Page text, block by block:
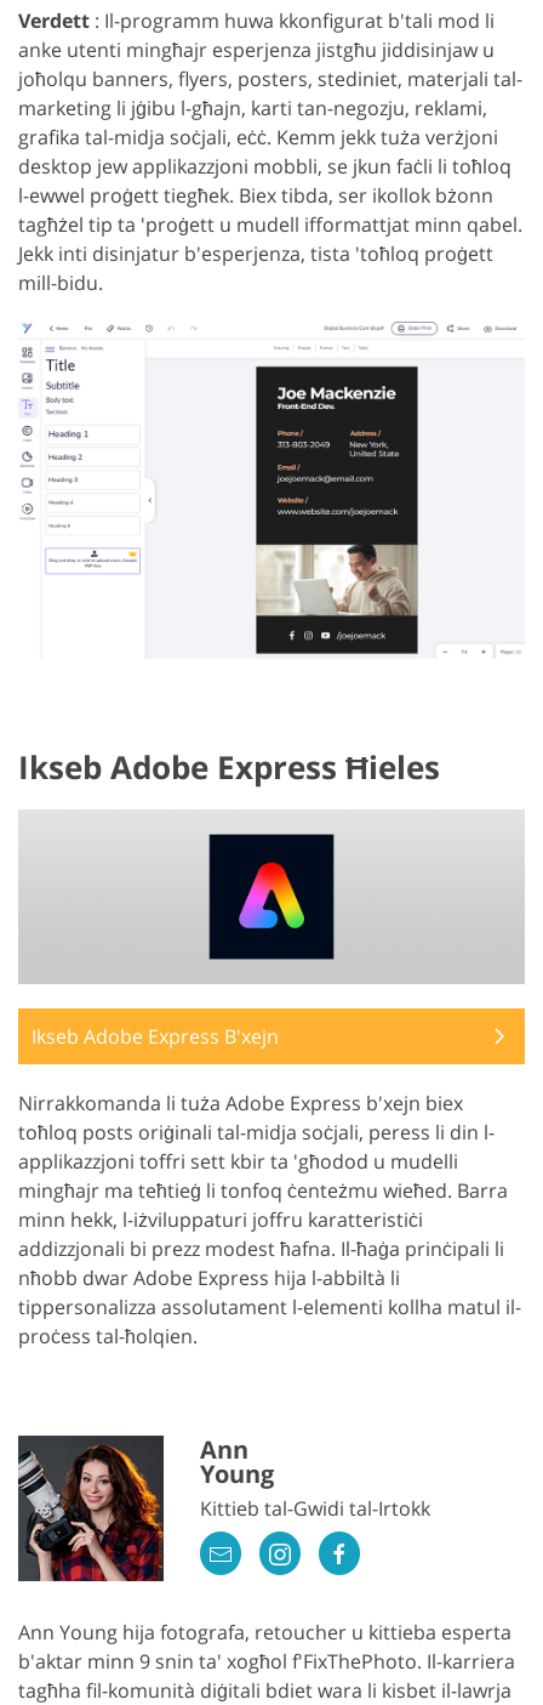
Verdett : Il-programm huwa kkonfigurat b'tali mod li
anke utenti mingħajr esperjenza jistgħu jiddisinjaw u
joħolqu banners, flyers, posters, stediniet, materjali tal-
marketing li jġibu l-għajn, karti tan-negozju, reklami,
grafika tal-midja soċjali, eċċ. Kemm jekk tuża verżjoni
desktop jew applikazzjoni mobbli, se jkun faċli li toħloq
l-ewwel proġett tiegħek. Biex tibda, ser ikollok bżonn
tagħżel tip ta 'proġett u mudell ifformattjat minn qabel.
Jekk inti disinjatur b'esperjenza, tista 'toħloq proġett
mill-bidu.
Ikseb Adobe Express Ħieles
Ikseb Adobe Express B'xejn
Nirrakkomanda li tuża Adobe Express b'xejn biex
toħloq posts oriġinali tal-midja soċjali, peress li din l-
applikazzjoni toffri sett kbir ta 'għodod u mudelli
mingħajr ma teħtieġ li tonfoq ċenteżmu wieħed. Barra
minn hekk, l-iżviluppaturi joffru karatteristiċi
addizzjonali bi prezz modest ħafna. Il-ħaġa prinċipali li
nħobb dwar Adobe Express hija l-abbiltà li
tippersonalizza assolutament l-elementi kollha matul il-
proċess tal-ħolqien.
Ann
Young
Kittieb tal-Gwidi tal-Irtokk
Ann Young hija fotografa, retoucher u kittieba esperta
b'aktar minn 9 snin ta' xogħol f'FixThePhoto. Il-karriera
tagħha fil-komunità diġitali bdiet wara li kisbet il-lawrja